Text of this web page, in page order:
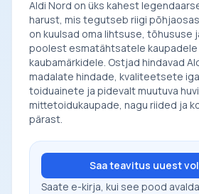
Aldi Nord on üks kahest
harust, mis tegutseb riigi
on kuulsad oma lihtsuse, tõhususe
poolest esmatähtsatele kaupadele
kaubamärkidele. Ostjad hindavad
madalate hindade, kvaliteetsete
toiduainete ja pidevalt muutuva
mittetoidukaupade, nagu riided ja
pärast.
Saa teavitus uuest
Saate e-kirja, kui see pood